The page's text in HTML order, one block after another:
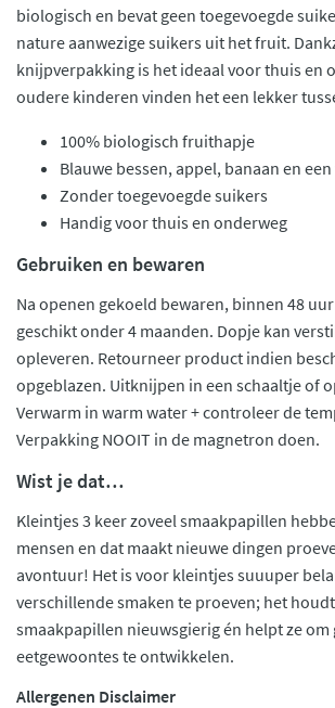
biologisch en bevat geen toegevoegde
nature aanwezige suikers uit het fruit.
knijpverpakking is het ideaal voor thuis en
oudere kinderen vinden het een lekker
100% biologisch fruithapje
Blauwe bessen, appel, banaan en
Zonder toegevoegde suikers
Handig voor thuis en onderweg
Gebruiken en bewaren
Na openen gekoeld bewaren, binnen 48
geschikt onder 4 maanden. Dopje kan
opleveren. Retourneer product indien
opgeblazen. Uitknijpen in een schaaltje of
Verwarm in warm water + controleer de
Verpakking NOOIT in de magnetron doen.
Wist je dat…
Kleintjes 3 keer zoveel smaakpapillen
mensen en dat maakt nieuwe dingen
avontuur! Het is voor kleintjes suuuper
verschillende smaken te proeven; het
smaakpapillen nieuwsgierig én helpt ze om
eetgewoontes te ontwikkelen.
Allergenen Disclaimer